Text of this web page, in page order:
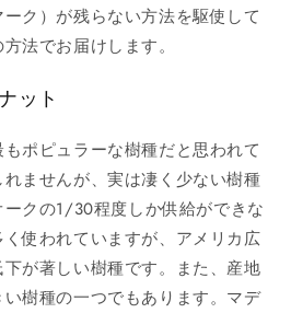
ク）が残らない方法を駆使して
法でお届けします。
ット
ポピュラーな樹種だと思われて
ませんが、実は凄く少ない樹種
クの1/30程度しか供給ができな
使われていますが、アメリカ広
が著しい樹種です。また、産地
樹種の一つでもあります。マデ